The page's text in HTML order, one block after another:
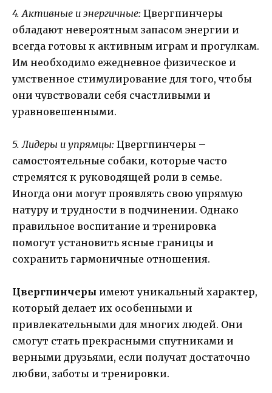
4. Активные и энергичные: Цвергпинчеры
обладают невероятным запасом энергии и
всегда готовы к активным играм и прогулкам.
Им необходимо ежедневное физическое и
умственное стимулирование для того, чтобы
они чувствовали себя счастливыми и
уравновешенными.
5. Лидеры и упрямцы: Цвергпинчеры –
самостоятельные собаки, которые часто
стремятся к руководящей роли в семье.
Иногда они могут проявлять свою упрямую
натуру и трудности в подчинении. Однако
правильное воспитание и тренировка
помогут установить ясные границы и
сохранить гармоничные отношения.
Цвергпинчеры имеют уникальный характер,
который делает их особенными и
привлекательными для многих людей. Они
смогут стать прекрасными спутниками и
верными друзьями, если получат достаточно
любви, заботы и тренировки.